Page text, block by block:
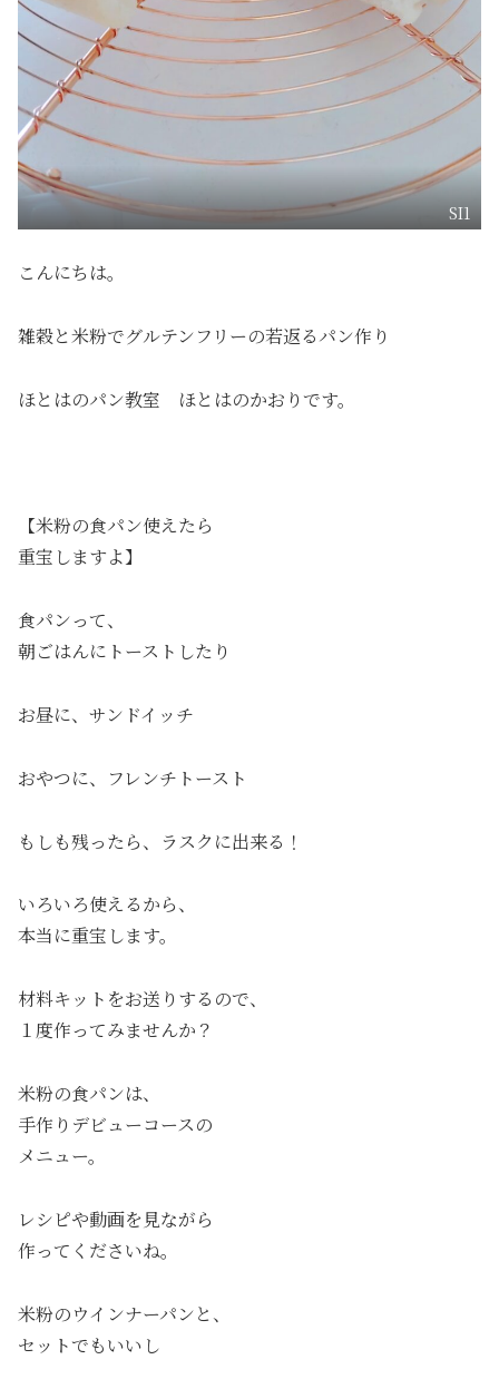
SI1
こんにちは。
雑穀と米粉でグルテンフリーの若返るパン作り
ほとはのパン教室 ほとはのかおりです。
【米粉の食パン使えたら
重宝しますよ】
食パンって、
朝ごはんにトーストしたり
お昼に、サンドイッチ
おやつに、フレンチトースト
もしも残ったら、ラスクに出来る！
いろいろ使えるから、
本当に重宝します。
材料キットをお送りするので、
１度作ってみませんか？
米粉の食パンは、
手作りデビューコースの
メニュー。
レシピや動画を見ながら
作ってくださいね。
米粉のウインナーパンと、
セットでもいいし